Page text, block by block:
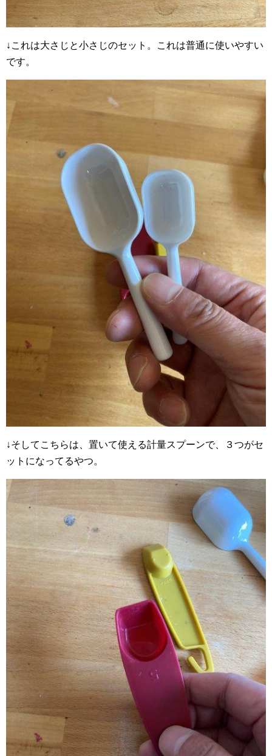
↓これは大さじと小さじのセット。これは普通に使いやすい
です。
↓そしてこちらは、置いて使える計量スプーンで、３つがセ
ットになってるやつ。